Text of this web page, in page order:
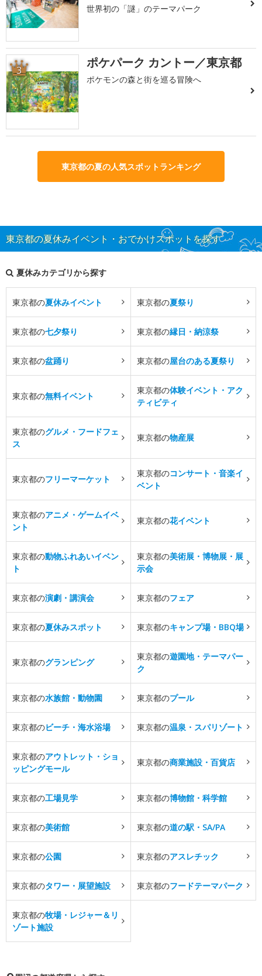
世界初の「謎」のテーマパーク
3 ポケパーク カントー／東京都
ポケモンの森と街を巡る冒険へ
東京都の夏の人気スポットランキング
東京都の夏休みイベント・おでかけスポットを探す
夏休みカテゴリから探す
東京都の夏休みイベント 東京都の夏祭り
東京都の七夕祭り 東京都の縁日・納涼祭
東京都の盆踊り 東京都の屋台のある夏祭り
東京都の無料イベント
東京都の体験イベント・アク
ティビティ
東京都のグルメ・フードフェ
ス
東京都の物産展
東京都のフリーマーケット
東京都のコンサート・音楽イ
ベント
東京都のアニメ・ゲームイベ
ント
東京都の花イベント
東京都の動物ふれあいイベン
ト
東京都の美術展・博物展・展
示会
東京都の演劇・講演会 東京都のフェア
東京都の夏休みスポット 東京都のキャンプ場・BBQ場
東京都のグランピング
東京都の遊園地・テーマパー
ク
東京都の水族館・動物園 東京都のプール
東京都のビーチ・海水浴場 東京都の温泉・スパリゾート
東京都のアウトレット・ショ
ッピングモール
東京都の商業施設・百貨店
東京都の工場見学 東京都の博物館・科学館
東京都の美術館 東京都の道の駅・SA/PA
東京都の公園 東京都のアスレチック
東京都のタワー・展望施設 東京都のフードテーマパーク
東京都の牧場・レジャー＆リ
ゾート施設